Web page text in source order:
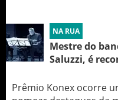
NA RUA
Mestre do
Saluzzi, é
Prêmio Konex ocorre